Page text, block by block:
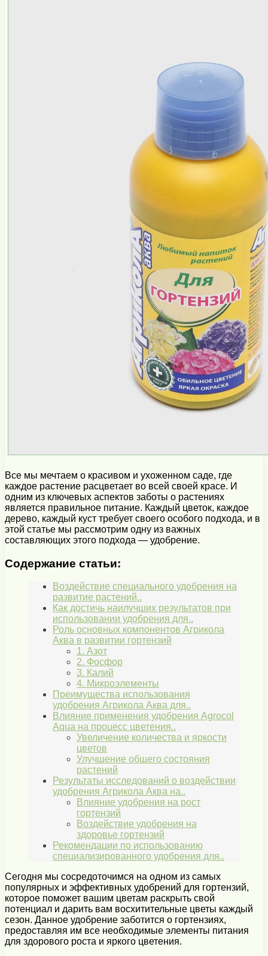
Все мы мечтаем о красивом и ухоженном саде, где
каждое растение расцветает во всей своей красе. И
одним из ключевых аспектов заботы о растениях
является правильное питание. Каждый цветок, каждое
дерево, каждый куст требует своего особого подхода, и в
этой статье мы рассмотрим одну из важных
составляющих этого подхода — удобрение.
Содержание статьи:
Воздействие специального удобрения на
развитие растений..
Как достичь наилучших результатов при
использовании удобрения для..
Роль основных компонентов Агрикола
Аква в развитии гортензий
1. Азот
2. Фосфор
3. Калий
4. Микроэлементы
Преимущества использования
удобрения Агрикола Аква для..
Влияние применения удобрения Agrocol
Aqua на процесс цветения..
Увеличение количества и яркости
цветов
Улучшение общего состояния
растений
Результаты исследований о воздействии
удобрения Агрикола Аква на..
Влияние удобрения на рост
гортензий
Воздействие удобрения на
здоровье гортензий
Рекомендации по использованию
специализированного удобрения для..
Сегодня мы сосредоточимся на одном из самых
популярных и эффективных удобрений для гортензий,
которое поможет вашим цветам раскрыть свой
потенциал и дарить вам восхитительные цветы каждый
сезон. Данное удобрение заботится о гортензиях,
предоставляя им все необходимые элементы питания
для здорового роста и яркого цветения.